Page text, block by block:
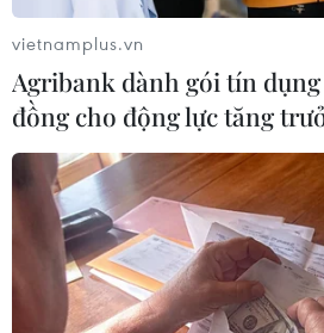
Giải cứu cá heo
vietnamplus.vn
Agribank dành gói tín
đồng cho động lực tăng